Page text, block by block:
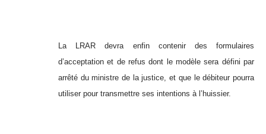
La LRAR devra enfin contenir des formulaires
d’acceptation et de refus dont le modèle sera défini par
arrêté du ministre de la justice, et que le débiteur pourra
utiliser pour transmettre ses intentions à l’huissier.